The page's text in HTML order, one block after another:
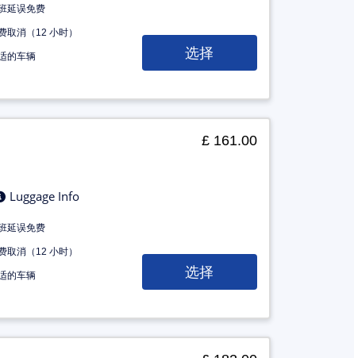
延误免费
取消（12 小时）
的车辆 选择
Luggage Info
延误免费
取消（12 小时）
的车辆
£ 161.00
选择